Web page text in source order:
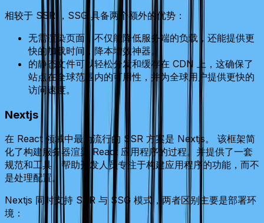
相较于 SSR ，SSG 具备两个额外的优势：
无需渲染页面，不仅能降低服务端的负载，还能提供更
快的加载时间，降本增效神器。
的静态文件可以轻松分发和缓存在 CDN 上，这确保了
站点在全球范围内的可用性，并为全球用户提供更快的
访问速度。
Nextjs
在 React 领域中最为流行的 SSR 方案是 Nextjs。 该框架简
化了构建服务器渲染 React 应用程序的过程。并提供了一套
规范和工具，帮助开发人员专注于构建应用程序的功能，而不
是处理配置。
Nextjs 同时支持 SSR 与 SSG 模式，两者区别主要是部署环
境：